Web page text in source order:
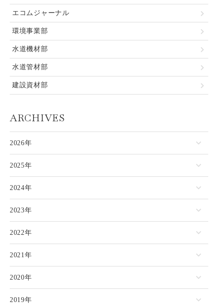
エコムジャーナル
環境事業部
水道機材部
水道管材部
建設資材部
ARCHIVES
2026年
2025年
2024年
2023年
2022年
2021年
2020年
2019年